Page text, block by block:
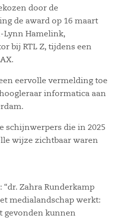
door de
de award op 16 maart
Hamelink,
bij RTL Z, tijdens een
eervolle vermelding toe
informatica aan
schijnwerpers die in 2025
wijze zichtbaar waren
Zahra Runderkamp
medialandschap werkt:
gevonden kunnen